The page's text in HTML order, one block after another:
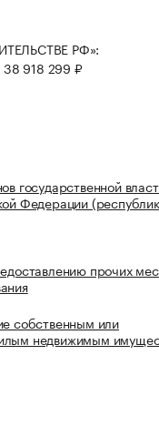
РФ»:
38 918 299 ₽
государственной
Федерации
прочих
собственным или
недвижимым